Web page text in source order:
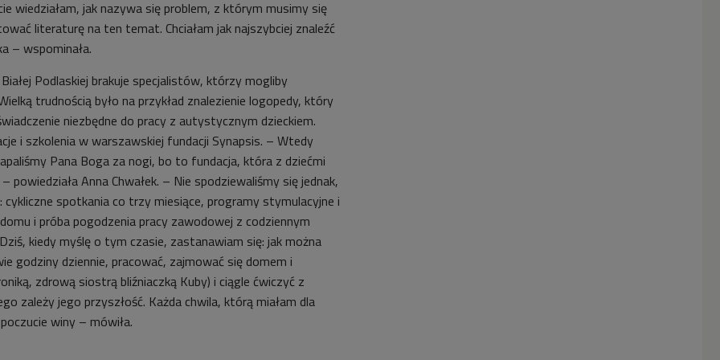
wiedziałam, jak nazywa się problem, z którym musimy się
literaturę na ten temat. Chciałam jak najszybciej znaleźć
– wspominała.
Podlaskiej brakuje specjalistów, którzy mogliby
trudnością było na przykład znalezienie logopedy, który
niezbędne do pracy z autystycznym dzieckiem.
i szkolenia w warszawskiej fundacji Synapsis. – Wtedy
Pana Boga za nogi, bo to fundacja, która z dziećmi
powiedziała Anna Chwałek. – Nie spodziewaliśmy się jednak,
cykliczne spotkania co trzy miesiące, programy stymulacyjne i
i próba pogodzenia pracy zawodowej z codziennym
kiedy myślę o tym czasie, zastanawiam się: jak można
godziny dziennie, pracować, zajmować się domem i
zdrową siostrą bliźniaczką Kuby) i ciągle ćwiczyć z
zależy jego przyszłość. Każda chwila, którą miałam dla
winy – mówiła.